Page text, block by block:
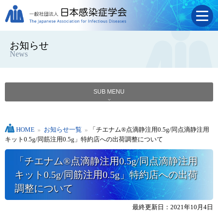
お知らせ
News
SUB MENU
HOME » お知らせ一覧 »
「チエナム®点滴静注用0.5g/同点滴静注用
キット0.5g/同筋注用0.5g」特約店への出荷調整について
「チエナム®点滴静注用0.5g/同点滴静注用
キット0.5g/同筋注用0.5g」特約店への出荷
調整について
最終更新日：2021年10月4日